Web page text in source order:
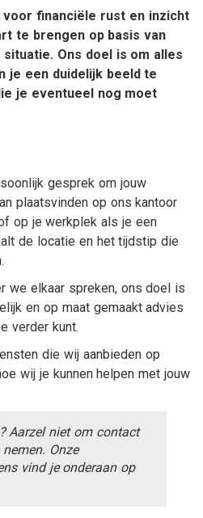
financiële rust en inzicht
te brengen op basis van
Ons doel is om alles
je een duidelijk beeld te
je eventueel nog moet
gesprek om jouw
plaatsvinden op ons kantoor
op je werkplek als je een
de locatie en het tijdstip die
we elkaar spreken, ons doel is
en op maat gemaakt advies
verder kunt.
die wij aanbieden op
wij je kunnen helpen met jouw
Aarzel niet om contact
Onze
vind je onderaan op